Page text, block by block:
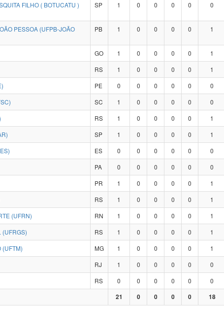
FILHO ( BOTUCATU )
SP 1 0 0 0 0 0
PESSOA (UFPB-JOÃO
PB 1 0 0 0 0 1
GO 1 0 0 0 0 1
RS 1 0 0 0 0 1
PE 0 0 0 0 0 0
SC 1 0 0 0 0 0
RS 1 0 0 0 0 1
SP 1 0 0 0 0 1
ES 0 0 0 0 0 0
PA 0 0 0 0 0 0
PR 1 0 0 0 0 1
RS 1 0 0 0 0 1
(UFRN)
RN 1 0 0 0 0 1
(UFRGS)
RS 1 0 0 0 0 1
(UFTM)
MG 1 0 0 0 0 1
RJ 1 0 0 0 0 0
RS 0 0 0 0 0 0
21 0 0 0 0 18